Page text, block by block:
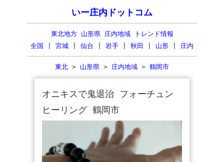
いー庄内ドットコム
東北地方 山形県 庄内地域 トレンド情報
全国
宮城 仙台 岩手 秋田 山形 庄内
東北 > 山形県 > 庄内地域 > 鶴岡市
オニキスで鬼退治 フォーチュン
ヒーリング 鶴岡市